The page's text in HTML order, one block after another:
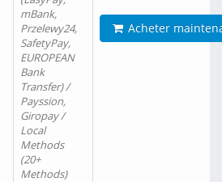
mBank,
Przelewy24,
SafetyPay,
EUROPEAN
Bank
Transfer) /
Payssion,
Giropay /
Local
Methods
(20+
Methods)
Acheter